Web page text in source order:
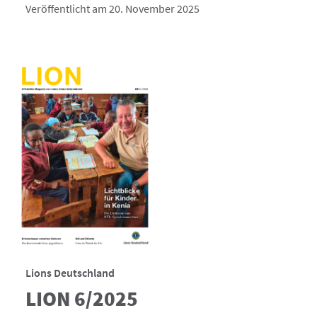
Veröffentlicht am 20. November 2025
Lions Deutschland
LION 6/2025